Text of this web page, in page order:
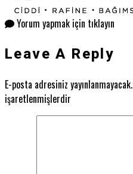
Yorum yapmak için tıklayın
Leave A Reply
E-posta adresiniz yayınlanmayacak.
işaretlenmişlerdir